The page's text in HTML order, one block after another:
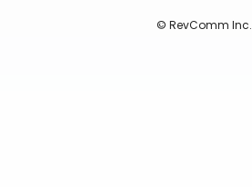
© RevComm Inc.